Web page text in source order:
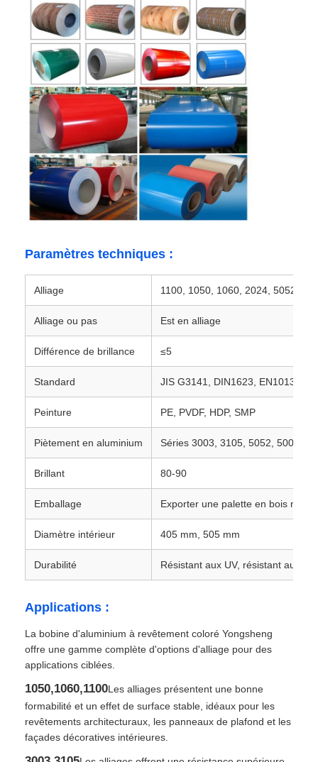
Accueil
Produits
À propos de nous
Visite de l'usine
Contrôle de qualité
Nous contacter
Nouvelles
Cas
Rouleau en aluminium
Bobine en aluminium enduit de couleur
bobine en aluminium
Bobine en aluminium de bande
Plaque à carreaux en aluminium
Paramètres techniques :
Alliage 1100, 1050, 1060, 2024, 5052,
Alliage ou pas Est en alliage
Différence de brillance ≤5
Standard JIS G3141, DIN1623, EN10130
Peinture PE, PVDF, HDP, SMP
Piètement en aluminium Séries 3003, 3105, 5052, 5005
Brillant 80-90
Emballage Exporter une palette en bois
Diamètre intérieur 405 mm, 505 mm
Durabilité Résistant aux UV, résistant aux
Applications :
La bobine d'aluminium à revêtement coloré Yongsheng
offre une gamme complète d'options d'alliage pour des
applications ciblées.
1050,1060,1100Les alliages présentent une bonne
formabilité et un effet de surface stable, idéaux pour les
revêtements architecturaux, les panneaux de plafond et les
façades décoratives intérieures.